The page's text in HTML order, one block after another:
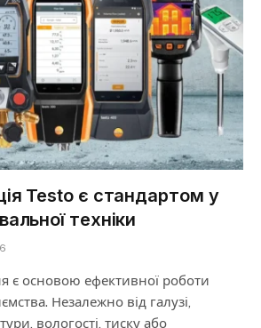
Testo є стандартом у
техніки
є основою ефективної роботи
Незалежно від галузі,
вологості, тиску або